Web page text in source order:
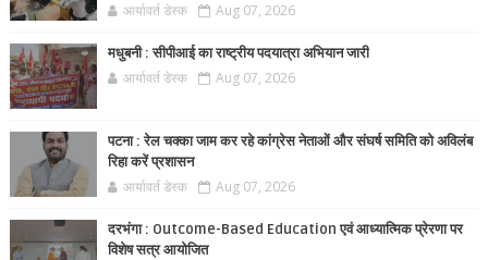
आर्यावर्त डेस्क Aug 07, 2026
मधुबनी : सीपीआई का राष्ट्रीय पदयात्रा अभियान जारी
आर्यावर्त डेस्क Aug 07, 2026
पटना : रेल चक्का जाम कर रहे कांग्रेस नेताओं और संघर्ष समिति को अविलंब
रिहा करें प्रशासन
आर्यावर्त डेस्क Aug 07, 2026
दरभंगा : Outcome-Based Education एवं आध्यात्मिक प्रेरणा पर
विशेष सत्र आयोजित